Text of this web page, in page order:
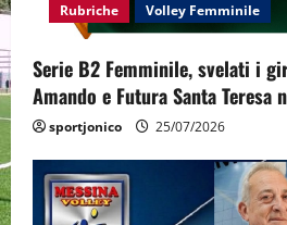
o
n
Rubriche Volley Femminile
Serie B2 Femminile, svelati i
Amando e Futura Santa Teresa
sportjonico 25/07/2026